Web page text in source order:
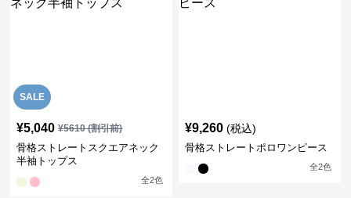
SALE
¥5,040 ¥5610(割引前)
骨格ストレートスクエアネック
半袖トップス
全2色
¥9,260 (税込)
骨格ストレートポロワンピース
全2色